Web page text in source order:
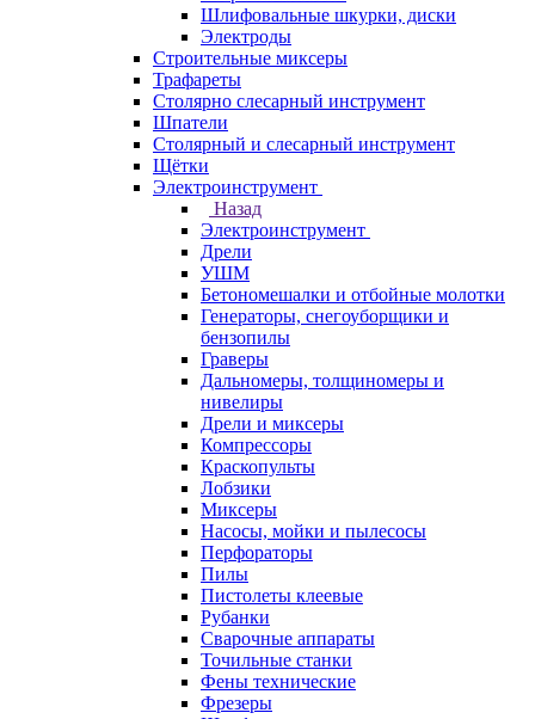
Шлифовальные шкурки, диски
Электроды
Строительные миксеры
Трафареты
Столярно слесарный инструмент
Шпатели
Столярный и слесарный инструмент
Щётки
Электроинструмент
Назад
Электроинструмент
Дрели
УШМ
Бетономешалки и отбойные молотки
Генераторы, снегоуборщики и
бензопилы
Граверы
Дальномеры, толщиномеры и
нивелиры
Дрели и миксеры
Компрессоры
Краскопульты
Лобзики
Миксеры
Насосы, мойки и пылесосы
Перфораторы
Пилы
Пистолеты клеевые
Рубанки
Сварочные аппараты
Точильные станки
Фены технические
Фрезеры